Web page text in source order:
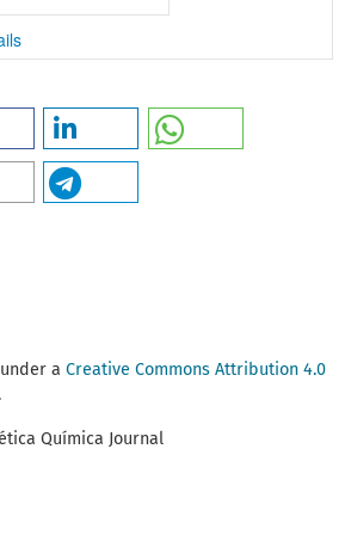
a Creative Commons Attribution 4.0
Química Journal